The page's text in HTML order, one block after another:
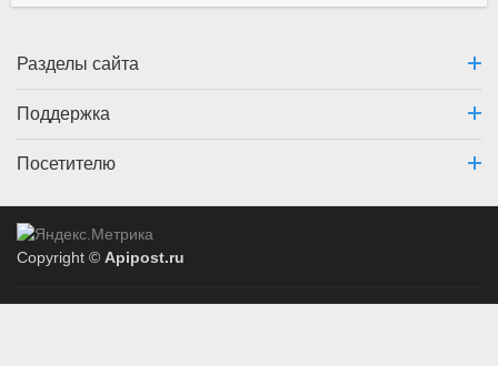
Разделы сайта
Поддержка
Посетителю
Copyright © Apipost.ru